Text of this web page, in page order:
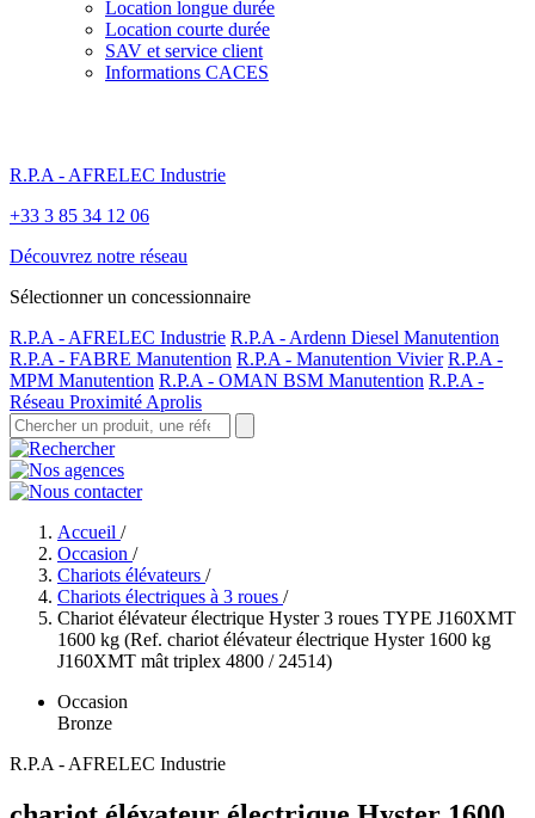
Location longue durée
Location courte durée
SAV et service client
Informations CACES
R.P.A - AFRELEC Industrie
+33 3 85 34 12 06
Découvrez notre réseau
Sélectionner un concessionnaire
R.P.A - AFRELEC Industrie R.P.A - Ardenn Diesel Manutention
R.P.A - FABRE Manutention R.P.A - Manutention Vivier R.P.A -
MPM Manutention R.P.A - OMAN BSM Manutention R.P.A -
Réseau Proximité Aprolis
Accueil /
Occasion /
Chariots élévateurs /
Chariots électriques à 3 roues /
Chariot élévateur électrique Hyster 3 roues TYPE J160XMT
1600 kg (Ref. chariot élévateur électrique Hyster 1600 kg
J160XMT mât triplex 4800 / 24514)
Occasion
Bronze
R.P.A - AFRELEC Industrie